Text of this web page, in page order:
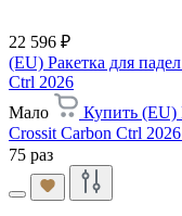
22 596 ₽
(EU) Ракетка для
Ctrl 2026
Мало
Купить (EU)
Crossit Carbon Ctrl 2026
75 раз